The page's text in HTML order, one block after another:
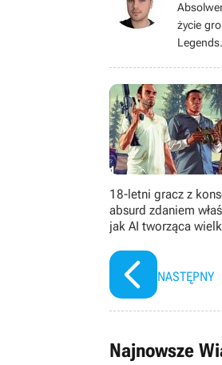
życie
czas na
18-letni gracz z
absurd zdaniem
jak AI tworząca
NASTĘPNY
Najnowsze